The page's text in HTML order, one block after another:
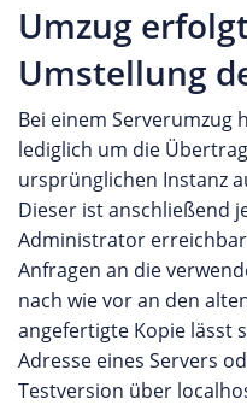
Umzug
Umstellung
Bei einem Serverumzug
lediglich um die
ursprünglichen Instanz
Dieser ist anschließend
Administrator
Anfragen an die
nach wie vor an den
angefertigte Kopie lässt
Adresse eines Servers
Testversion über